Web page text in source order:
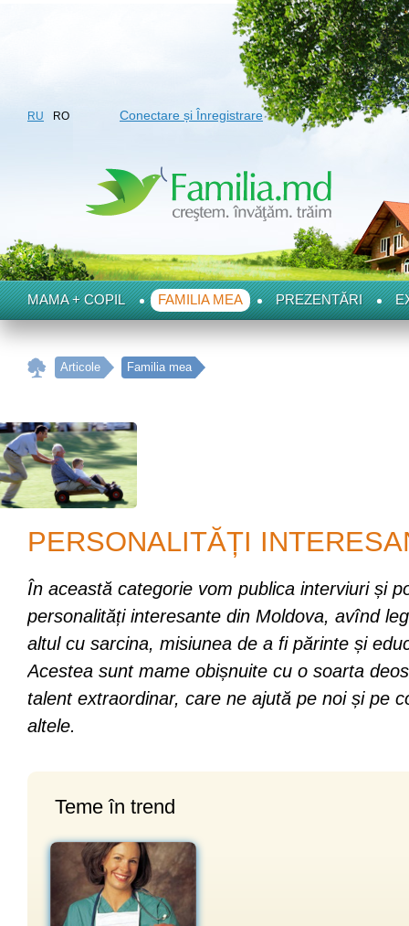
RU RO Conectare și Înregistrare
MAMA + COPIL FAMILIA MEA PREZENTĂRI
Articole Familia mea
PERSONALITĂȚI
În această categorie vom publica interviuri și
personalități interesante din Moldova, avînd
altul cu sarcina, misiunea de a fi părinte și
Acestea sunt mame obișnuite cu o soarta
talent extraordinar, care ne ajută pe noi și pe
altele.
Teme în trend